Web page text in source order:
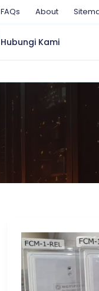
FAQs About
Hubungi Kami